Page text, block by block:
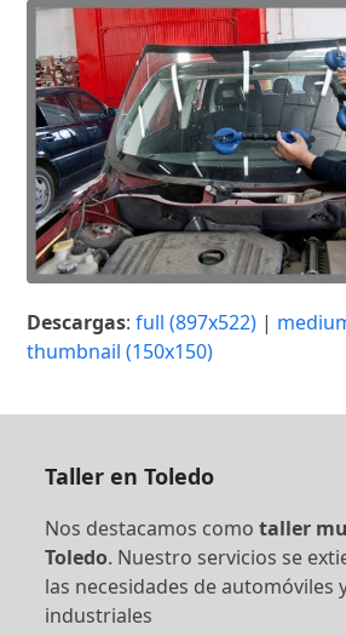
Descargas:full (897x522) |
thumbnail (150x150)
Taller en Toledo
Nos destacamos comotaller
Toledo. Nuestro servicios se
las necesidades de automóviles
industriales